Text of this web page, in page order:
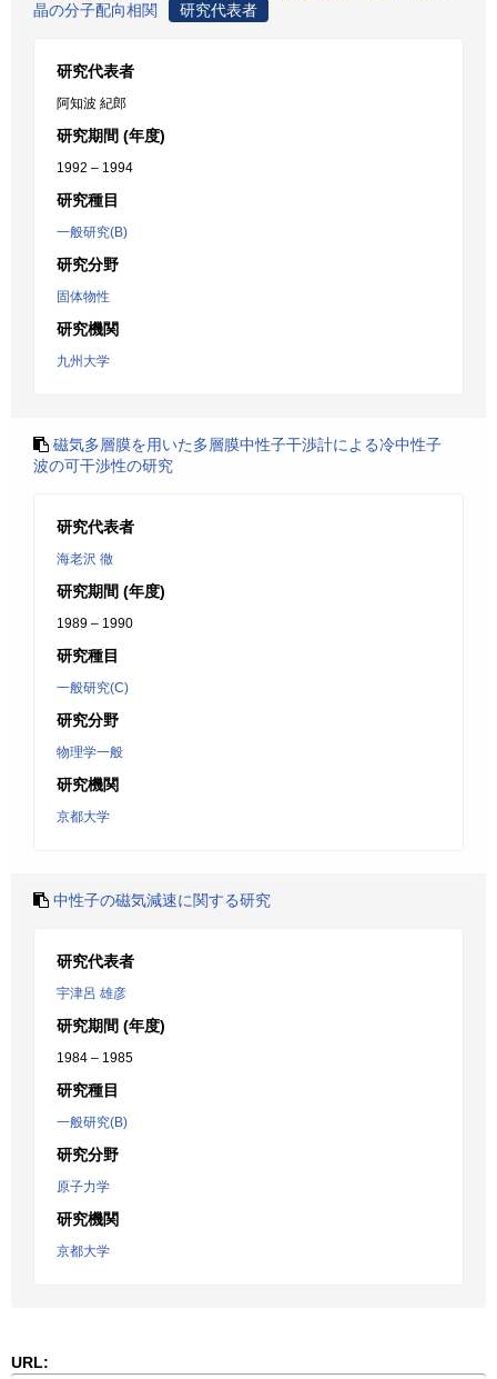
晶の分子配向相関
研究代表者
研究代表者
阿知波 紀郎
研究期間 (年度)
1992 – 1994
研究種目
一般研究(B)
研究分野
固体物性
研究機関
九州大学
磁気多層膜を用いた多層膜中性子干渉計による冷中性子
波の可干渉性の研究
研究代表者
海老沢 徹
研究期間 (年度)
1989 – 1990
研究種目
一般研究(C)
研究分野
物理学一般
研究機関
京都大学
中性子の磁気減速に関する研究
研究代表者
宇津呂 雄彦
研究期間 (年度)
1984 – 1985
研究種目
一般研究(B)
研究分野
原子力学
研究機関
京都大学
URL: